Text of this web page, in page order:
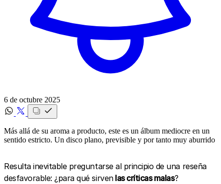
6 de octubre 2025
Más allá de su aroma a producto, este es un álbum mediocre en un
sentido estricto. Un disco plano, previsible y por tanto muy aburrido
Resulta inevitable preguntarse al principio de una reseña
desfavorable: ¿para qué sirvenlas críticas malas?